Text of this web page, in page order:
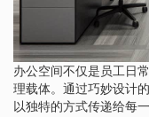
办公空间不仅是员工日
理载体。通过巧妙设计
以独特的方式传递给每